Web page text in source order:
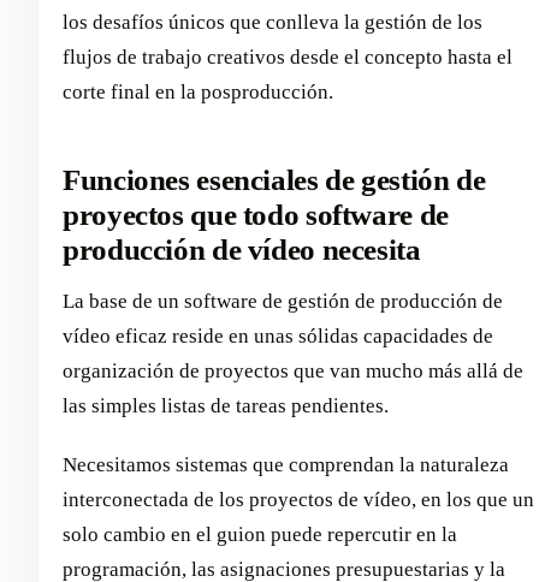
los desafíos únicos que conlleva la gestión de los
flujos de trabajo creativos desde el concepto hasta el
corte final en la posproducción.
Funciones esenciales de gestión de
proyectos que todo software de
producción de vídeo necesita
La base de un software de gestión de producción de
vídeo eficaz reside en unas sólidas capacidades de
organización de proyectos que van mucho más allá de
las simples listas de tareas pendientes.
Necesitamos sistemas que comprendan la naturaleza
interconectada de los proyectos de vídeo, en los que un
solo cambio en el guion puede repercutir en la
programación, las asignaciones presupuestarias y la